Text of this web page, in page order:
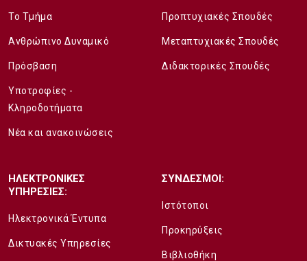
Το Τμήμα
Ανθρώπινο Δυναμικό
Πρόσβαση
Υποτροφίες -
Κληροδοτήματα
Νέα και ανακοινώσεις
Προπτυχιακές Σπουδές
Μεταπτυχιακές Σπουδές
Διδακτορικές Σπουδές
ΗΛΕΚΤΡΟΝΙΚΕΣ
ΥΠΗΡΕΣΙΕΣ:
Ηλεκτρονικά Έντυπα
Δικτυακές Υπηρεσίες
ΣΥΝΔΕΣΜΟΙ:
Ιστότοποι
Προκηρύξεις
Βιβλιοθήκη